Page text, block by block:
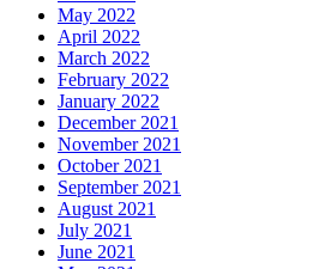
May 2022
April 2022
March 2022
February 2022
January 2022
December 2021
November 2021
October 2021
September 2021
August 2021
July 2021
June 2021